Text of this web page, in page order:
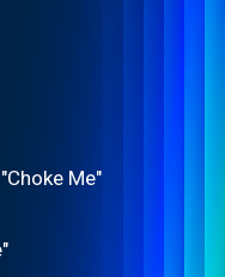
Me"